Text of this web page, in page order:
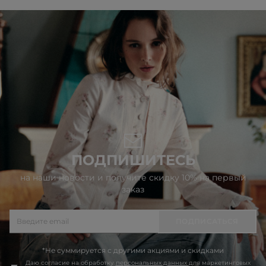
ПОДПИШИТЕСЬ
на наши новости и получите скидку 10% на первый
заказ
*Не суммируется с другими акциями и скидками
Даю согласие на обработку персональных данных для маркетинговых